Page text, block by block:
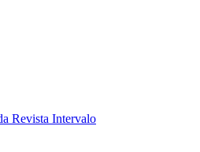
Revista Intervalo